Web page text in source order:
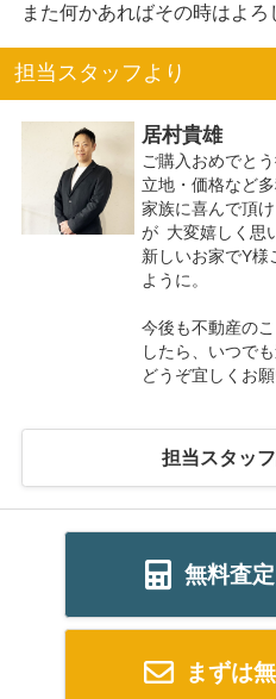
また何かあればその時はよろ
担当スタッフより
居村貴雄
ご購入おめでとう
立地・価格など
家族に喜んで頂
が 大変嬉しく思
新しいお家でY様
ように。
今後も不動産の
したら、いつで
どうぞ宜しくお願
担当スタッ
無料査
まずは